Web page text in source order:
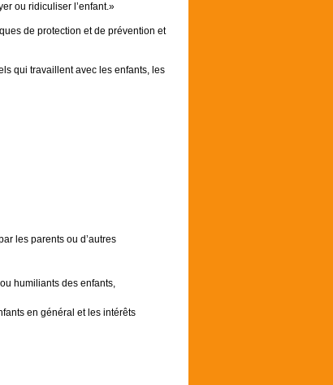
ou ridiculiser l’enfant.»
de protection et de prévention et
qui travaillent avec les enfants, les
les parents ou d’autres
humiliants des enfants,
en général et les intérêts